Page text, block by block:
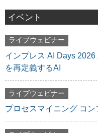
イベント
ライブウェビナー
インプレス AI Days
を再定義するAI
ライブウェビナー
プロセスマイニング コ